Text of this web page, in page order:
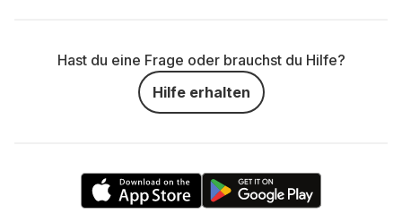
Hast du eine Frage oder brauchst du Hilfe?
Hilfe erhalten